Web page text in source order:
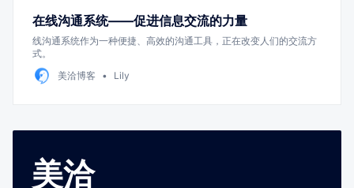
在线沟通系统——促进信息交流的力量
线沟通系统作为一种便捷、高效的沟通工具，正在改变人们的交流方
式。
美洽博客
Lily
美洽